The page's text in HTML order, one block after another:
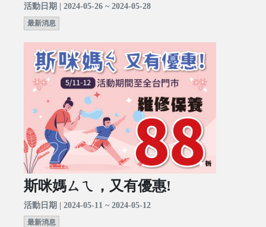
活動日期 | 2024-05-26 ~ 2024-05-28
最新消息
斯咪媽ㄙㄟ，又有優惠!
活動日期 | 2024-05-11 ~ 2024-05-12
最新消息